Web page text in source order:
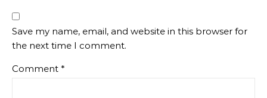
Save my name, email, and website in this browser for
the next time I comment.
Comment *